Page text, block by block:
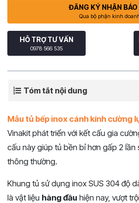
ĐĂNG KÝ NHẬN BÁO
Qua bộ phận kinh
HỖ TRỢ TƯ VẤN
0978 566 535
Tóm tắt nội dung
Mẫu tủ bếp inox cánh kính cường
Vinakit phát triển với kết cấu gia
cấu này giúp tủ bền bỉ hơn gấp 2 lần
thông thường.
Khung tủ sử dụng inox SUS 304 độ
là vật liệu hàng đầu hiện nay, vượt